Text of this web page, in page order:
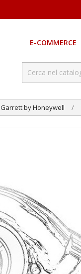
E-COMMERCE
Garrett by Honeywell